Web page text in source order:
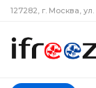
127282, г. Москва,